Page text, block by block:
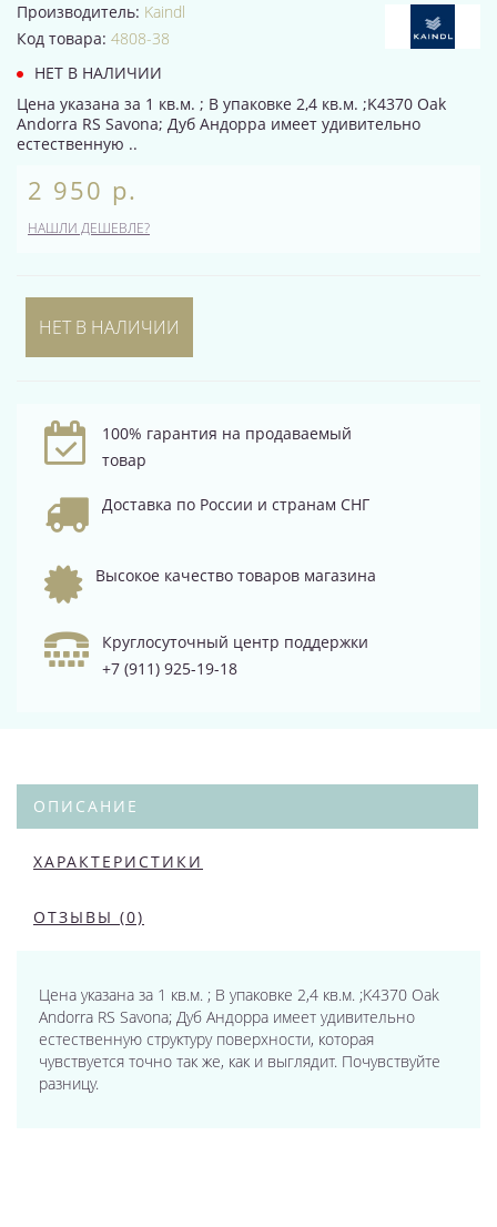
Производитель: Kaindl
Код товара: 4808-38
НЕТ В НАЛИЧИИ
Цена указана за 1 кв.м. ; В упаковке 2,4 кв.м. ;K4370 Oak
Andorra RS Savona; Дуб Андорра имеет удивительно
естественную ..
2 950 р.
НАШЛИ ДЕШЕВЛЕ?
НЕТ В НАЛИЧИИ
100% гарантия на продаваемый
товар
Доставка по России и странам СНГ
Высокое качество товаров магазина
Круглосуточный центр поддержки
+7 (911) 925-19-18
ОПИСАНИЕ
ХАРАКТЕРИСТИКИ
ОТЗЫВЫ (0)
Цена указана за 1 кв.м. ; В упаковке 2,4 кв.м. ;K4370 Oak
Andorra RS Savona; Дуб Андорра имеет удивительно
естественную структуру поверхности, которая
чувствуется точно так же, как и выглядит. Почувствуйте
разницу.